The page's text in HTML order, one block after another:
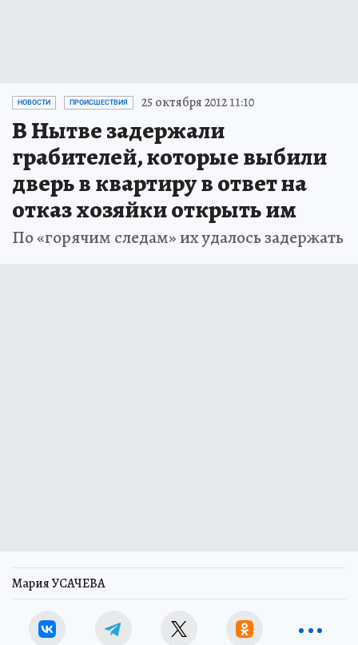
НОВОСТИ ПРОИСШЕСТВИЯ 25 октября 2012 11:10
В Нытве задержали
грабителей, которые выбили
дверь в квартиру в ответ на
отказ хозяйки открыть им
По «горячим следам» их удалось задержать
Мария УСАЧЕВА